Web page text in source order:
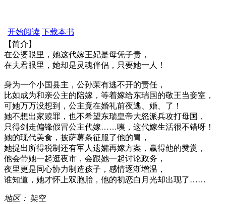
开始阅读 下载本书
【简介】
在公婆眼里，她这代嫁王妃是母凭子贵，
在夫君眼里，她却是灵魂伴侣，只要她一人！
身为一个小国县主，公孙茉有逃不开的责任，
比如成为和亲公主的陪嫁，等着嫁给东瑞国的敬王当妾室，
可她万万没想到，公主竟在婚礼前夜逃、婚、了！
她不想出家赎罪，也不希望东瑞皇帝大怒派兵攻打母国，
只得剑走偏锋假冒公主代嫁……咦，这代嫁生活很不错呀！
她的现代美食，披萨薯条征服了他的胃，
她提出所得税制还有军人遗孀再嫁方案，赢得他的赞赏，
他会带她一起逛夜市，会跟她一起讨论政务，
夜里更是同心协力制造孩子，感情逐渐增温，
谁知道，她才怀上双胞胎，他的初恋白月光却出现了……
地区： 架空